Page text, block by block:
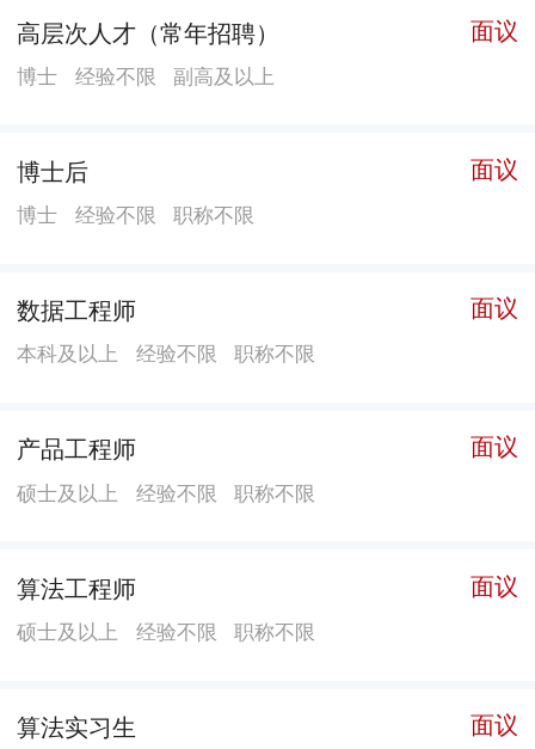
院眼科教研组;1957年，又更名为中山医学院眼科教研
组。在此基础上，1965年10月，陈耀真教授、毛文书教
科中心成立，下设眼科医院、眼科研究所、防盲治盲办
公室，这是我国第一间集医疗、教学、科研、防盲治盲
医科大学中山眼科中心;1997年，中山医科大学眼科视光
办、系四位一体的眼科中心;2001年10月，随着中山大学
中心。 历经50余年的发展，中山眼科中心已经成为我国
学科门类齐全、师资力量雄厚、医疗技术精湛、诊疗设
一，连续三届中国医院科技影响力排行榜第一。中山眼
科中心是亚太眼科学会（APAO）永久总部所在地，我国
业务方面，建院以来各项医疗质量效率指标持续保持稳
高层次人才（常年招聘） 面议
博士 经验不限 副高及以上
博士后 面议
博士 经验不限 职称不限
数据工程师 面议
本科及以上 经验不限 职称不限
产品工程师 面议
硕士及以上 经验不限 职称不限
算法工程师 面议
硕士及以上 经验不限 职称不限
算法实习生 面议